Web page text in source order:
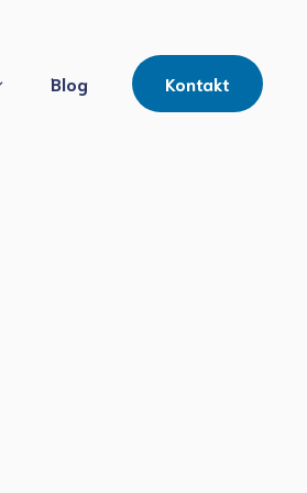
Blog Kontakt